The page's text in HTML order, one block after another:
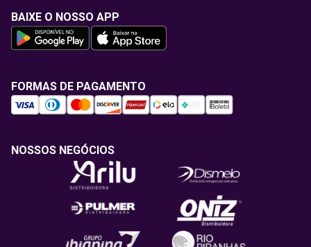
BAIXE O NOSSO APP
FORMAS DE PAGAMENTO
NOSSOS NEGÓCIOS